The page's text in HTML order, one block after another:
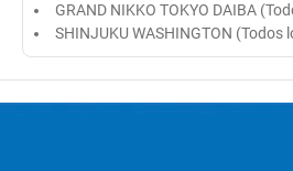
GRAND NIKKO TOKYO DAIBA
SHINJUKU WASHINGTON (Todos